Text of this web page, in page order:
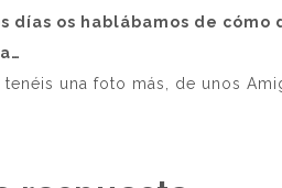
días os hablábamos de
tenéis una foto más, de unos